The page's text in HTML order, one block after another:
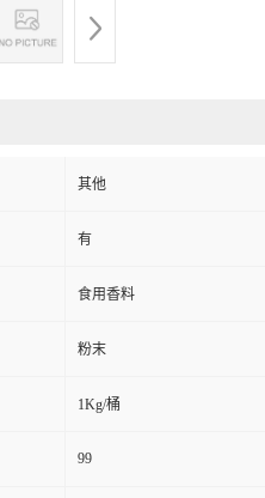
其他
有
食用香料
粉末
1Kg/桶
99